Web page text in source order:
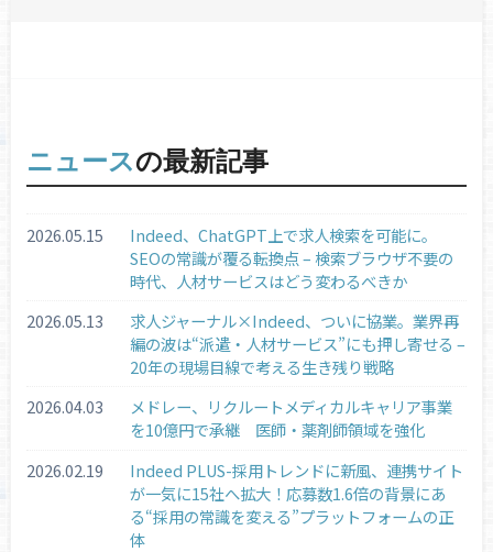
ニュースの最新記事
2026.05.15
Indeed、ChatGPT上で求人検索を可能に。
SEOの常識が覆る転換点 – 検索ブラウザ不要の
時代、人材サービスはどう変わるべきか
2026.05.13
求人ジャーナル×Indeed、ついに協業。業界再
編の波は“派遣・人材サービス”にも押し寄せる –
20年の現場目線で考える生き残り戦略
2026.04.03
メドレー、リクルートメディカルキャリア事業
を10億円で承継 医師・薬剤師領域を強化
2026.02.19
Indeed PLUS-採用トレンドに新風、連携サイト
が一気に15社へ拡大！応募数1.6倍の背景にあ
る“採用の常識を変える”プラットフォームの正
体